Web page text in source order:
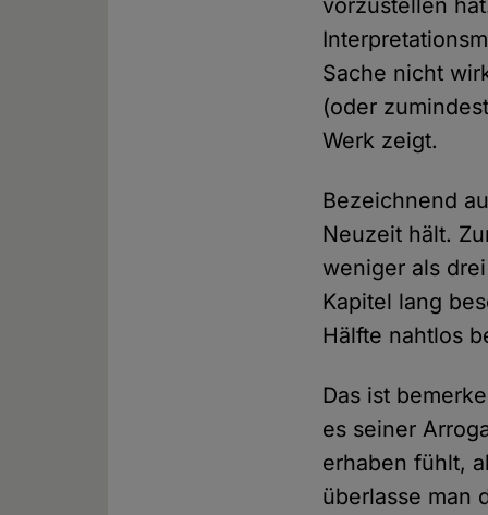
Sache nicht
(oder
Werk zeigt.
Bezeichnend
Neuzeit hält.
weniger als
Kapitel lang
Hälfte nahtlos
Das ist
es seiner
erhaben fühlt,
überlasse man